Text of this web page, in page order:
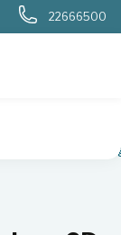
22666500
2D-rør